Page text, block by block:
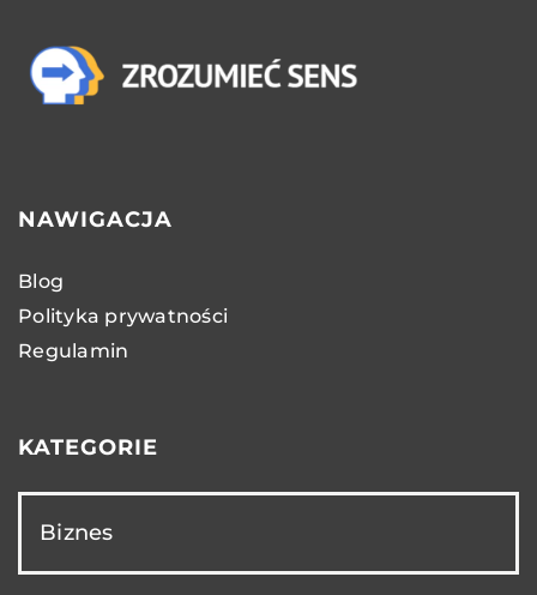
NAWIGACJA
Blog
Polityka prywatności
Regulamin
KATEGORIE
Biznes